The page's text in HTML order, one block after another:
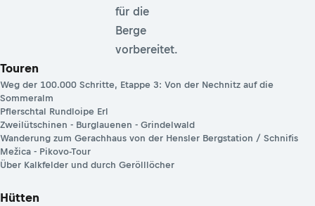
für die
Berge
vorbereitet.
Touren
Weg der 100.000 Schritte, Etappe 3: Von der Nechnitz auf die
Sommeralm
Pflerschtal Rundloipe Erl
Zweilütschinen - Burglauenen - Grindelwald
Wanderung zum Gerachhaus von der Hensler Bergstation / Schnifis
Mežica - Pikovo-Tour
Über Kalkfelder und durch Gerölllöcher
Hütten